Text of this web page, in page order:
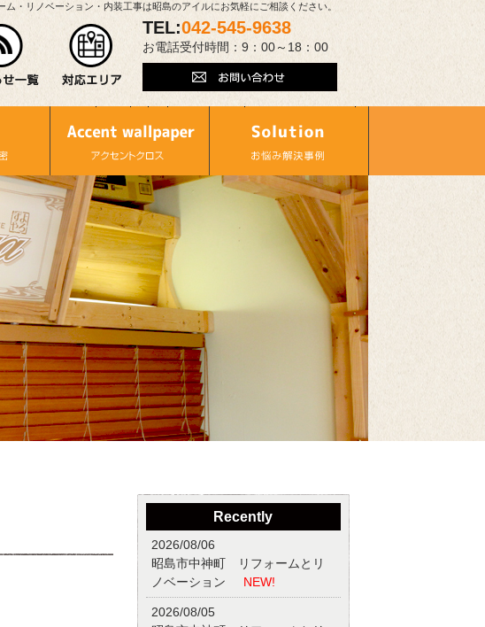
ム・リノベーション・内装工事は昭島のアイルにお気軽にご相談ください。
TEL:042-545-9638
お電話受付時間：9：00～18：00
Recently
2026/08/06
昭島市中神町 リフォームとリ
ノベーション
NEW!
2026/08/05